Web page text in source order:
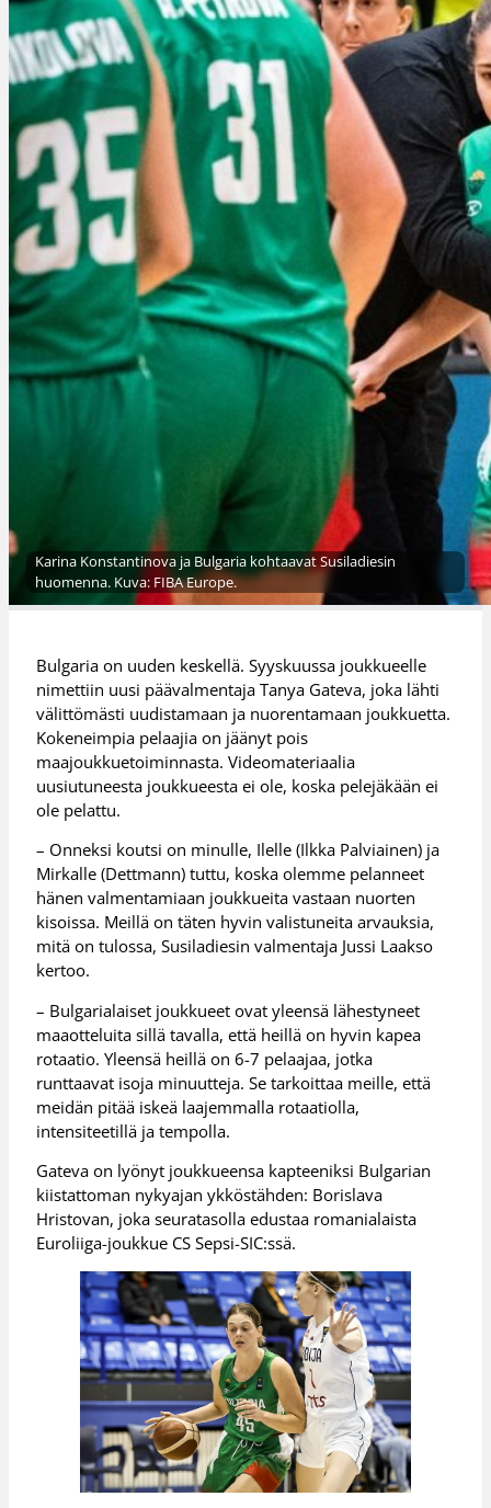
Karina Konstantinova ja Bulgaria kohtaavat Susiladiesin
huomenna. Kuva: FIBA Europe.
Bulgaria on uuden keskellä. Syyskuussa joukkueelle
nimettiin uusi päävalmentaja Tanya Gateva, joka lähti
välittömästi uudistamaan ja nuorentamaan joukkuetta.
Kokeneimpia pelaajia on jäänyt pois
maajoukkuetoiminnasta. Videomateriaalia
uusiutuneesta joukkueesta ei ole, koska pelejäkään ei
ole pelattu.
– Onneksi koutsi on minulle, Ilelle (Ilkka Palviainen) ja
Mirkalle (Dettmann) tuttu, koska olemme pelanneet
hänen valmentamiaan joukkueita vastaan nuorten
kisoissa. Meillä on täten hyvin valistuneita arvauksia,
mitä on tulossa, Susiladiesin valmentaja Jussi Laakso
kertoo.
– Bulgarialaiset joukkueet ovat yleensä lähestyneet
maaotteluita sillä tavalla, että heillä on hyvin kapea
rotaatio. Yleensä heillä on 6-7 pelaajaa, jotka
runttaavat isoja minuutteja. Se tarkoittaa meille, että
meidän pitää iskeä laajemmalla rotaatiolla,
intensiteetillä ja tempolla.
Gateva on lyönyt joukkueensa kapteeniksi Bulgarian
kiistattoman nykyajan ykköstähden: Borislava
Hristovan, joka seuratasolla edustaa romanialaista
Euroliiga-joukkue CS Sepsi-SIC:ssä.